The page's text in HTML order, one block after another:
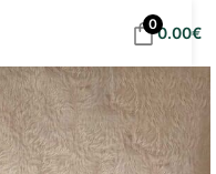
00.00€